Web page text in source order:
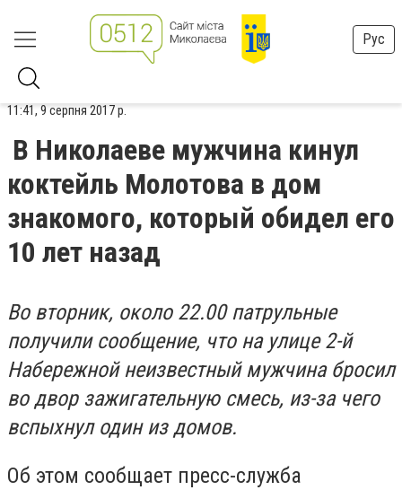
Рус
11:41, 9 серпня 2017 р.
В Николаеве мужчина кинул
коктейль Молотова в дом
знакомого, который обидел его
10 лет назад
Во вторник, около 22.00 патрульные
получили сообщение, что на улице 2-й
Набережной неизвестный мужчина бросил
во двор зажигательную смесь, из-за чего
вспыхнул один из домов.
Об этом сообщает пресс-служба